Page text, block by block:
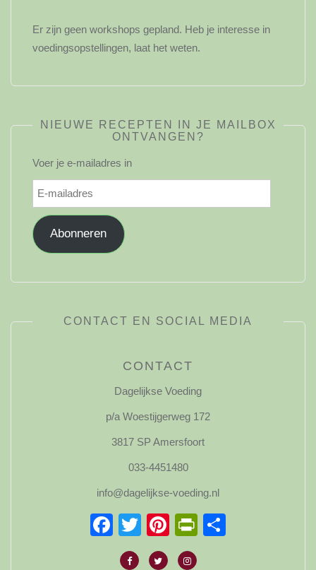
Er zijn geen workshops gepland. Heb je interesse in
voedingsopstellingen, laat het weten.
NIEUWE RECEPTEN IN JE MAILBOX
ONTVANGEN?
Voer je e-mailadres in
E-
mailadres
Abonneren
CONTACT EN SOCIAL MEDIA
CONTACT
Dagelijkse Voeding
p/a Woestijgerweg 172
3817 SP Amersfoort
033-4451480
info@dagelijkse-voeding.nl
Facebook
TwitterPinterest